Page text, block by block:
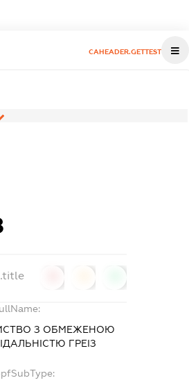
CAHEADER.GETTEST
З ОБМЕЖЕНОЮ
ГРЕІЗ